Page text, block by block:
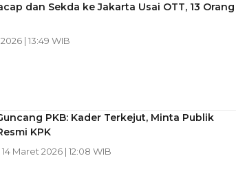
dan Sekda ke Jakarta Usai OTT, 13 Orang
| 13:49 WIB
PKB: Kader Terkejut, Minta Publik
KPK
Maret 2026 | 12:08 WIB